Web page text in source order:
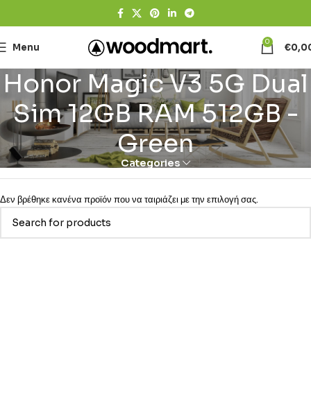
Menu 0 €
Honor Magic V3 5G Dual
Sim 12GB RAM 512GB -
Green
Categories
Δεν βρέθηκε κανένα προϊόν που να ταιριάζει με την επιλογή σας.